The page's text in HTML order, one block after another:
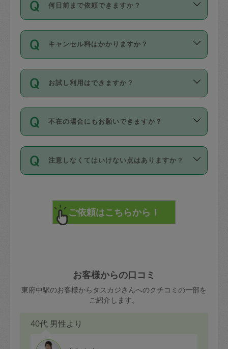
時間も被らない場合、損害保険の対象外
社員など様々なバックグラウンドの方が
登録しています。
日本語も話せる方など様々です。
ールに記載していますので、各自の得意
を依頼してください。
確認しています。タスカジさんトレーニ
ング動画を使ったセルフトレーニングの
現場トライアルを受け、合格したタスカ
ジさんが活動されています。
※テストセンターの講評は１件目のレビュ
参考
【詳細】タスカジさんの登録に際
を通して成立した作業時間内での作業に
適用されます。作業範囲は、掃除、洗
です。作業中に物を壊したり、人にけが
をさせたりした場合が対象で、補償金額
す。
写真を撮り、
詳細FAQ：
損害賠償保険について教えて
何日前まで依頼できますか？
ご依頼は、現在を起点に3日後（72時間
以降）の日時から受付可能となっていま
す。
タスカジさんへ「募集」をかけることが
可能です。
キャンセル料はかかりますか？
キャンセル料には、以下の2種類がありま
す。
1. 直前キャンセル（定期、スポット契約
共通）
72時間を超える※と、以下のキャンセル
料が発生します。
直前キャンセル料：
72時間前〜24時間前＝依頼料金の50%
依頼者不在による当日キャンセル＝依頼
金額の100%＋交通費全額
合、水曜日午前9時以降はキャンセル料が
発生
お試し利用はできますか？
「お試し利用」というメニューはありま
せんが、「一回のみ」依頼を活用するこ
とによって、気に入ったタスカジさんを
まず、条件の合う気になるタスカジさ
みてください。
その後、一番気に入ったタスカジさんに
不在の場合にもお願いできますか？
不在の場合の作業はタスカジさんの同意
が必要です。数回の依頼ののち、タスカ
ジさんと依頼者の間で十分な信頼関係が
てください。
不在時に部屋に入るためにタスカジさん
きた場合は損害保険の対象外となるので
ご注意ください。
注意しなくてはいけない点はありますか？
で、必ず鍵のかかるロッカーや金庫に入
れて依頼者の責任の元管理するよう心掛
けてください。
あわせてこちらも参照ください ： 初めて
利用します。注意しなくてはいけない点
はありますか？
お客様からの口コミ
東府中駅のお客様からタスカジさんへのクチコミの一部を
ご紹介します。
40代 男性より